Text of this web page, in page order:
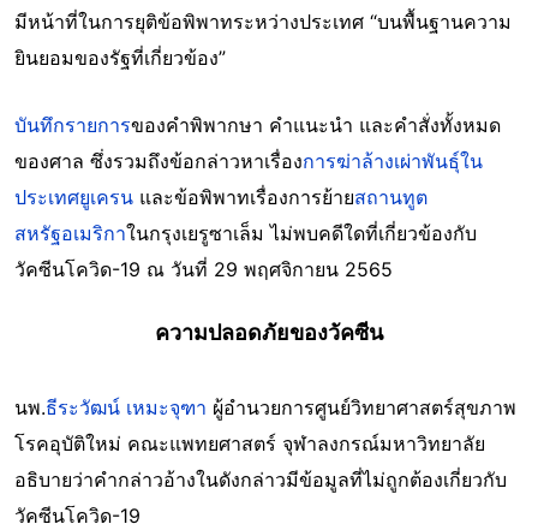
มีหน้าที่ในการยุติข้อพิพาทระหว่างประเทศ “บนพื้นฐานความ
ยินยอมของรัฐที่เกี่ยวข้อง”
บันทึกรายการของคำพิพากษา คำแนะนำ และคำสั่งทั้งหมด
ของศาล ซึ่งรวมถึงข้อกล่าวหาเรื่องการฆ่าล้างเผ่าพันธุ์ใน
ประเทศยูเครน และข้อพิพาทเรื่องการย้ายสถานทูต
สหรัฐอเมริกาในกรุงเยรูซาเล็ม ไม่พบคดีใดที่เกี่ยวข้องกับ
วัคซีนโควิด-19 ณ วันที่ 29 พฤศจิกายน 2565
ความปลอดภัยของวัคซีน
นพ.ธีระวัฒน์ เหมะจุฑา ผู้อำนวยการศูนย์วิทยาศาสตร์สุขภาพ
โรคอุบัติใหม่ คณะแพทยศาสตร์ จุฬาลงกรณ์มหาวิทยาลัย
อธิบายว่าคำกล่าวอ้างในดังกล่าวมีข้อมูลที่ไม่ถูกต้องเกี่ยวกับ
วัคซีนโควิด-19